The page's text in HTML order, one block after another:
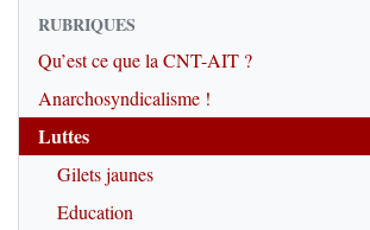
RUBRIQUES
Qu’est ce que la CNT-AIT ?
Anarchosyndicalisme !
Luttes
Gilets jaunes
Education